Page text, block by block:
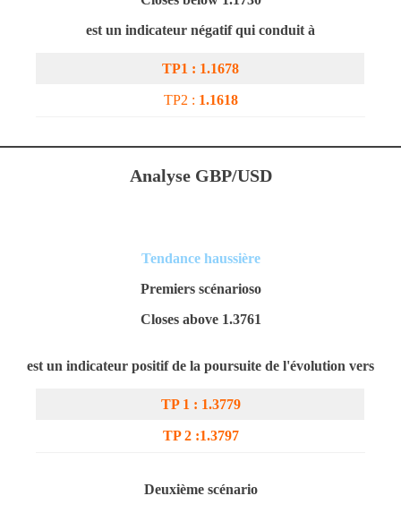
est un indicateur négatif qui conduit à
TP1 : 1.1678
TP2 : 1.1618
Analyse GBP/USD
Tendance haussière
Premiers scénarioso
Closes above 1.3761
est un indicateur positif de la poursuite de l'évolution vers
TP 1 : 1.3779
TP 2 :1.3797
Deuxième scénario